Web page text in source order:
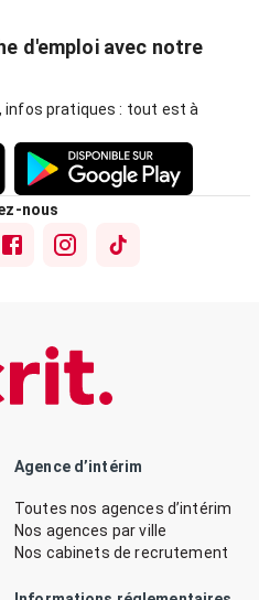
d'emploi avec notre
infos pratiques : tout est à
nous
Agence d’intérim
Toutes nos agences d’intérim
Nos agences par ville
Nos cabinets de recrutement